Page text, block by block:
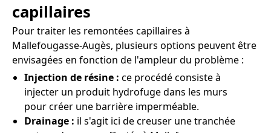
capillaires
Pour traiter les remontées capillaires à
Mallefougasse-Augès, plusieurs options peuvent être
envisagées en fonction de l'ampleur du problème :
Injection de résine : ce procédé consiste à
injecter un produit hydrofuge dans les murs
pour créer une barrière imperméable.
Drainage : il s'agit ici de creuser une tranchée